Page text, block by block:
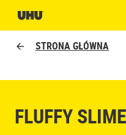
STRONA GŁÓWNA
FLUFFY SLIME